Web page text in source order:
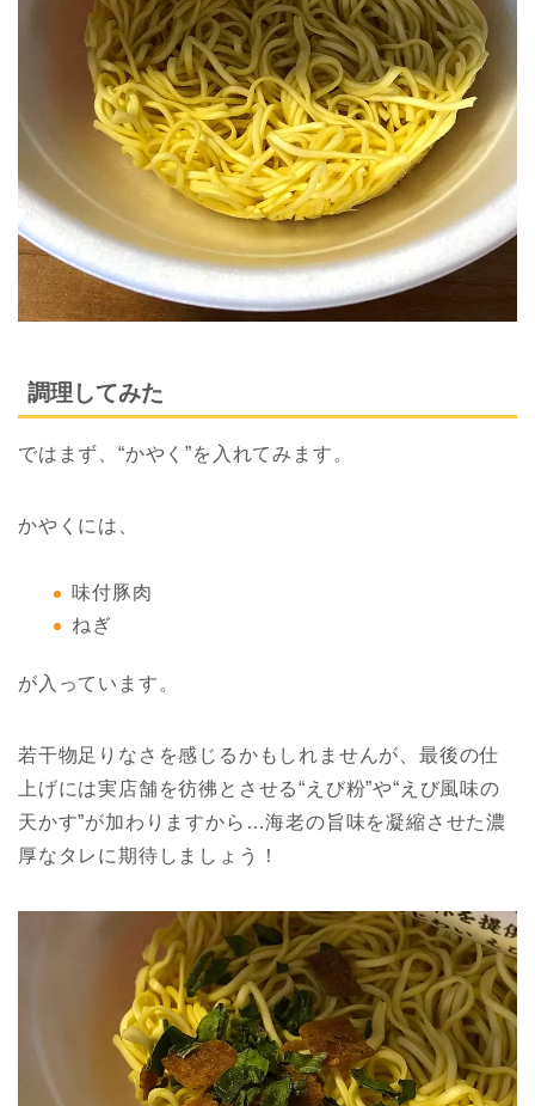
調理してみた
ではまず、“かやく”を入れてみます。
かやくには、
味付豚肉
ねぎ
が入っています。
若干物足りなさを感じるかもしれませんが、最後の仕
上げには実店舗を彷彿とさせる“えび粉”や“えび風味の
天かす”が加わりますから…海老の旨味を凝縮させた濃
厚なタレに期待しましょう！